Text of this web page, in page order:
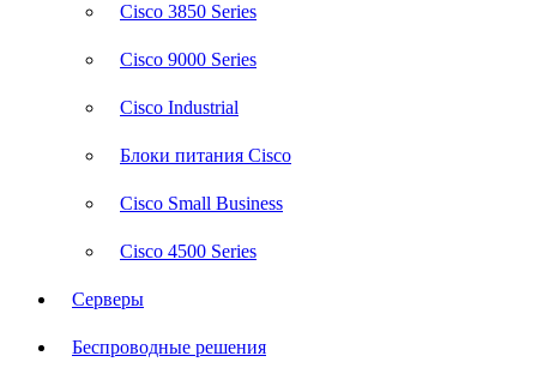
Cisco 3850 Series
Cisco 9000 Series
Cisco Industrial
Блоки питания Cisco
Cisco Small Business
Cisco 4500 Series
Серверы
Беспроводные решения